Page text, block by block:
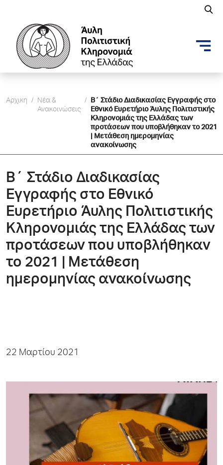
Αρχικη /
Νέα &
Ανακοινώσεις
/
Β΄ Στάδιο Διαδικασίας Εγγραφής στο
Εθνικό Ευρετήριο Άυλης Πολιτιστικής
Κληρονομιάς της Ελλάδας των
προτάσεων που υποβλήθηκαν το 2021
| Μετάθεση ημερομηνίας
ανακοίνωσης
Β΄ Στάδιο Διαδικασίας
Εγγραφής στο Εθνικό
Ευρετήριο Άυλης Πολιτιστικής
Κληρονομιάς της Ελλάδας των
προτάσεων που υποβλήθηκαν
το 2021 | Μετάθεση
ημερομηνίας ανακοίνωσης
22 Μαρτίου 2021